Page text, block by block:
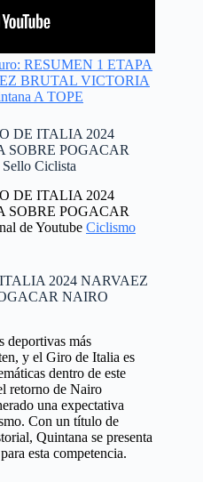
RESUMEN 1 ETAPA
BRUTAL VICTORIA
A TOPE
DE ITALIA 2024
POGACAR
Ciclista
DE ITALIA 2024
POGACAR
de Youtube Ciclismo
2024 NARVAEZ
NAIRO
deportivas más
y el Giro de Italia es
dentro de este
retorno de Nairo
una expectativa
Con un título de
Quintana se presenta
esta competencia.